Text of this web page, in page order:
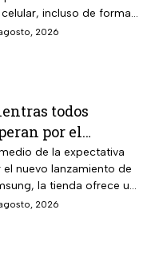
incluso de forma
debes tener activada
2026
todos
por el
Z Flip8,
rebaja y
el Galaxy Z
de 256GB a tres
de la expectativa
el nuevo lanzamiento de
la tienda ofrece un
anterior a un precio
2026